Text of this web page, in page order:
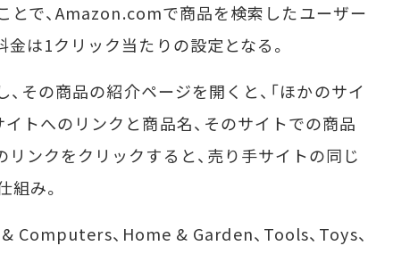
で、Amazon.comで商品を検索したユーザー
は1クリック当たりの設定となる。
その商品の紹介ページを開くと、「ほかのサイ
トへのリンクと商品名、そのサイトでの商品
ンクをクリックすると、売り手サイトの同じ
み。
、Home & Garden、Tools、Toys、